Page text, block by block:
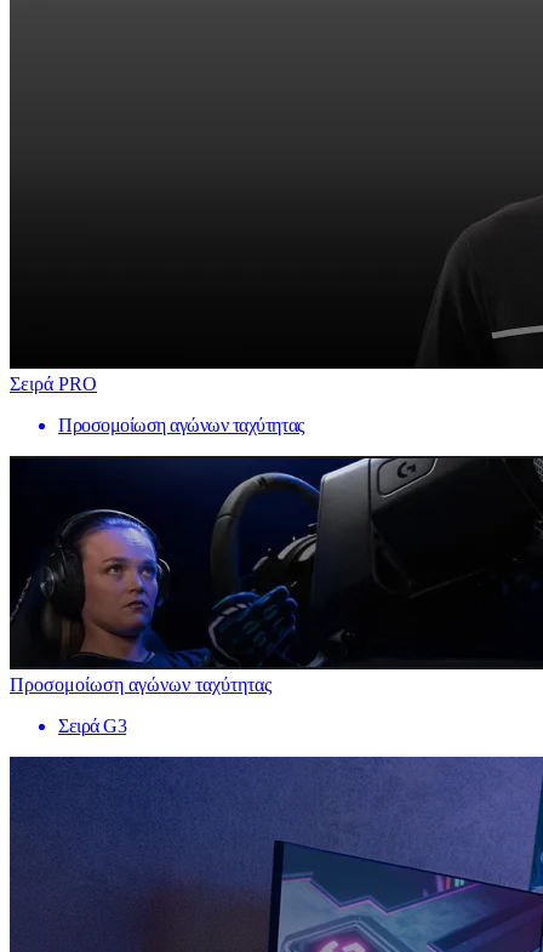
Σειρά PRO
Προσομοίωση αγώνων ταχύτητας
Προσομοίωση αγώνων ταχύτητας
Σειρά G3